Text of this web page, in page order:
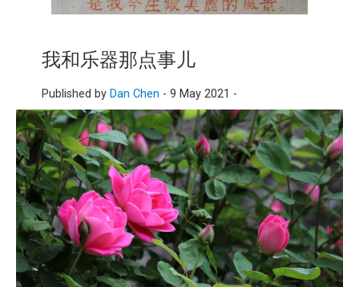
友会
我和乐器那点事儿
Published by Dan Chen - 9 May 2021 -